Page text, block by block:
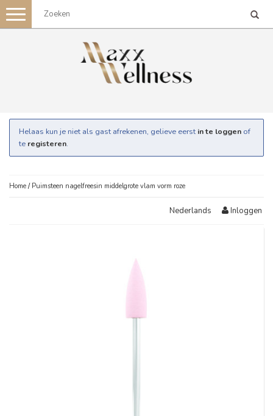
Toggle
navigation
Helaas kun je niet als gast afrekenen, gelieve eerst in te loggen of
te registeren.
Home / Puimsteen nagelfreesin middelgrote vlam vorm roze
Nederlands Inloggen